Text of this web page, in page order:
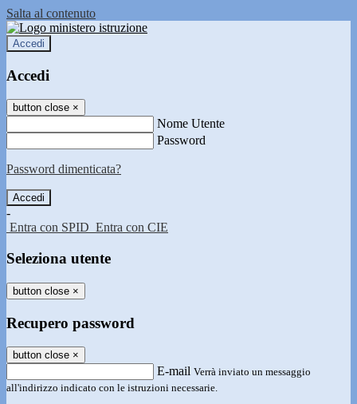
Salta al contenuto
Accedi
Accedi
button close ×
Nome Utente
Password
Password dimenticata?
-
Entra con SPID Entra con CIE
Seleziona utente
button close ×
Recupero password
button close ×
E-mail Verrà inviato un messaggio
all'indirizzo indicato con le istruzioni necessarie.